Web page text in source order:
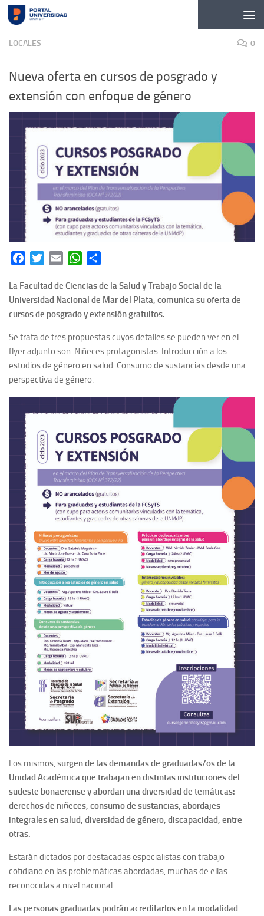
Skip to content
LOCALES 0
Nueva oferta en cursos de posgrado y
extensión con enfoque de género
FacebookTwitterEmail WhatsApp
La Facultad de Ciencias de la Salud y Trabajo Social de la
Universidad Nacional de Mar del Plata, comunica su oferta de
cursos de posgrado y extensión gratuitos.
Se trata de tres propuestas cuyos detalles se pueden ver en el
flyer adjunto son: Niñeces protagonistas. Introducción a los
estudios de género en salud. Consumo de sustancias desde una
perspectiva de género.
Los mismos, surgen de las demandas de graduadas/os de la
Unidad Académica que trabajan en distintas instituciones del
sudeste bonaerense y abordan una diversidad de temáticas:
derechos de niñeces, consumo de sustancias, abordajes
integrales en salud, diversidad de género, discapacidad, entre
otras.
Estarán dictados por destacadas especialistas con trabajo
cotidiano en las problemáticas abordadas, muchas de ellas
reconocidas a nivel nacional.
Las personas graduadas podrán acreditarlos en la modalidad